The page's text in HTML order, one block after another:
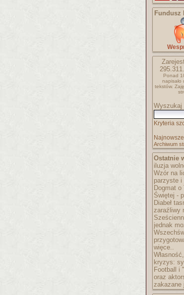
Fundusz
Ponad
napisało
tekstów.
Wyszukaj
Kryteria
Archiwum
Ostatnie
iluzja
Wzór na
parzyste i
Dogmat o
Świętej -
Diabeł
zaraźliwy
jednak
więce..
kryzys:
Football i
oraz
zakazane